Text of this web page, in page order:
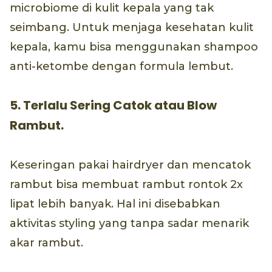
microbiome di kulit kepala yang tak
seimbang. Untuk menjaga kesehatan kulit
kepala, kamu bisa menggunakan shampoo
anti-ketombe dengan formula lembut.
5. Terlalu Sering Catok atau Blow
Rambut.
Keseringan pakai hairdryer dan mencatok
rambut bisa membuat rambut rontok 2x
lipat lebih banyak. Hal ini disebabkan
aktivitas styling yang tanpa sadar menarik
akar rambut.